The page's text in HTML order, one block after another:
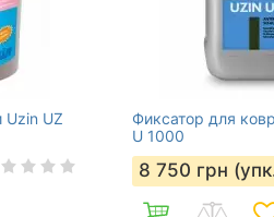
Uzin UZ
Фиксатор для
U 1000
8 750 грн